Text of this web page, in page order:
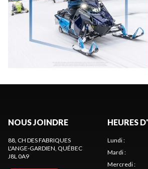
NOUS JOINDRE
88, CH DES FABRIQUES
L'ANGE-GARDIEN, QUÉBEC
J8L 0A9
HEURES
Lundi:
Mardi:
Mercredi: